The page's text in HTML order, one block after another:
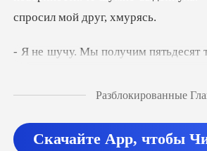
десят
Разблокированные
Скачайте App, чтобы